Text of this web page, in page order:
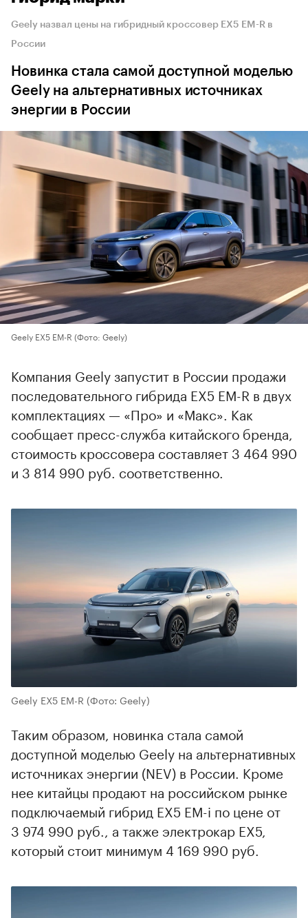
Geely назвал цены на гибридный кроссовер EX5 EM-R в
России
Новинка стала самой доступной моделью
Geely на альтернативных источниках
энергии в России
Geely EX5 EM-R (Фото: Geely)
Компания Geely запустит в России продажи
последовательного гибрида EX5 EM-R в двух
комплектациях — «Про» и «Макс». Как
сообщает пресс-служба китайского бренда,
стоимость кроссовера составляет 3 464 990
и 3 814 990 руб. соответственно.
Geely EX5 EM-R (Фото: Geely)
Таким образом, новинка стала самой
доступной моделью Geely на альтернативных
источниках энергии (NEV) в России. Кроме
нее китайцы продают на российском рынке
подключаемый гибрид EX5 EM-i по цене от
3 974 990 руб., а также электрокар EX5,
который стоит минимум 4 169 990 руб.